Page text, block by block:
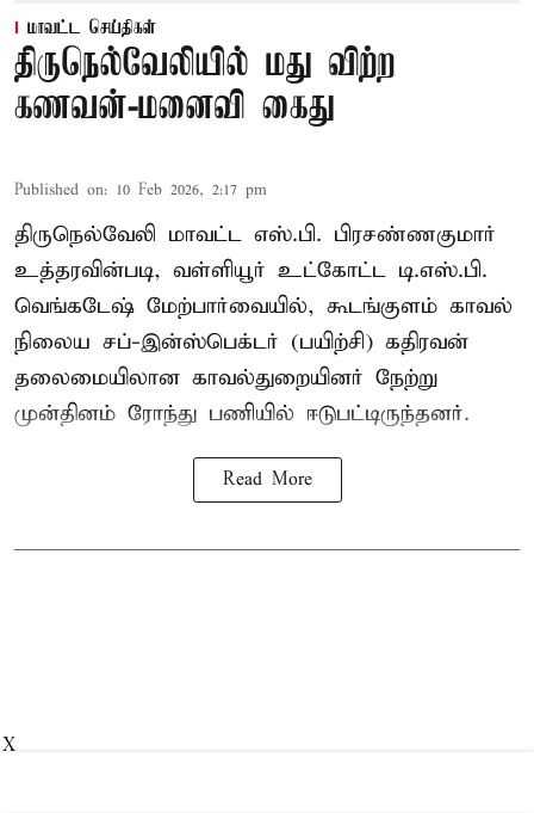
மாவட்ட செய்திகள்
திருநெல்வேலியில் மது விற்ற
கணவன்-மனைவி கைது
Published on: 10 Feb 2026, 2:17 pm
திருநெல்வேலி மாவட்ட எஸ்.பி. பிரசண்ணகுமார்
உத்தரவின்படி, வள்ளியூர் உட்கோட்ட டி.எஸ்.பி.
வெங்கடேஷ் மேற்பார்வையில், கூடங்குளம் காவல்
நிலைய சப்-இன்ஸ்பெக்டர் (பயிற்சி) கதிரவன்
தலைமையிலான காவல்துறையினர் நேற்று
முன்தினம் ரோந்து பணியில் ஈடுபட்டிருந்தனர்.
Read More
X